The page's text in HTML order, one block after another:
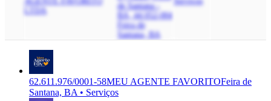
de Santana -
BA, 44.052-004
Feira de
Santana, BA
62.611.976/0001-58MEU AGENTE FAVORITOFeira de
Santana, BA • Serviços